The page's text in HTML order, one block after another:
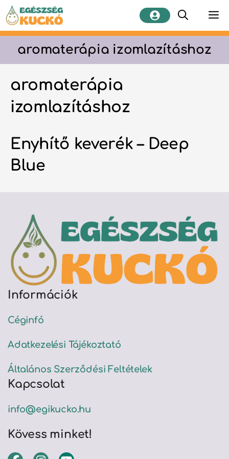
Kilépés
tartalomba
aromaterápia izomlazításhoz
aromaterápia
izomlazításhoz
Enyhítő keverék – Deep
Blue
Információk
Céginfó
Adatkezelési Tájékoztató
Általános Szerződési Feltételek
Kapcsolat
info@egikucko.hu
Kövess minket!